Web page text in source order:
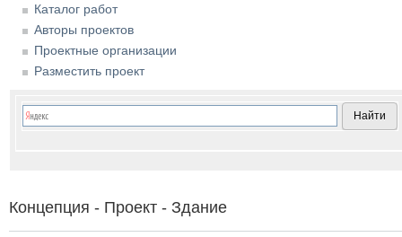
Каталог работ
Авторы проектов
Проектные организации
Разместить проект
Концепция - Проект - Здание